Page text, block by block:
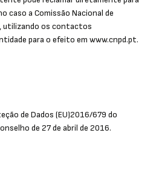
caso a Comissão Nacional de
utilizando os contactos
para o efeito em www.cnpd.pt.
de Dados (EU)2016/679 do
de 27 de abril de 2016.